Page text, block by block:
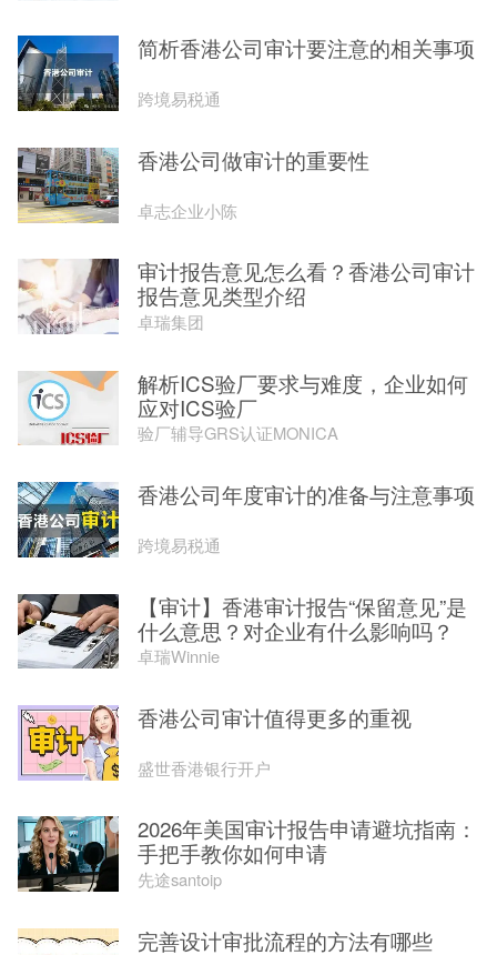
简析香港公司审计要注意的相关事项
跨境易税通
香港公司做审计的重要性
卓志企业小陈
审计报告意见怎么看？香港公司审计
报告意见类型介绍
卓瑞集团
解析ICS验厂要求与难度，企业如何
应对ICS验厂
验厂辅导GRS认证MONICA
香港公司年度审计的准备与注意事项
跨境易税通
【审计】香港审计报告“保留意见”是
什么意思？对企业有什么影响吗？
卓瑞Winnie
香港公司审计值得更多的重视
盛世香港银行开户
2026年美国审计报告申请避坑指南：
手把手教你如何申请
先途santoip
完善设计审批流程的方法有哪些